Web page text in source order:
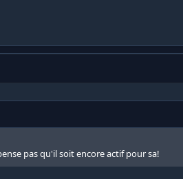
pas qu'il soit encore actif pour sa!